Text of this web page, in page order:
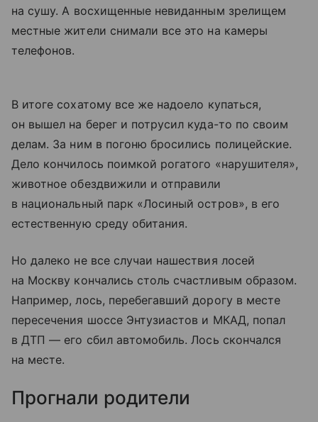
на сушу. А восхищенные невиданным зрелищем
местные жители снимали все это на камеры
телефонов.
В итоге сохатому все же надоело купаться,
он вышел на берег и потрусил куда-то по своим
делам. За ним в погоню бросились полицейские.
Дело кончилось поимкой рогатого «нарушителя»,
животное обездвижили и отправили
в национальный парк «Лосиный остров», в его
естественную среду обитания.
Но далеко не все случаи нашествия лосей
на Москву кончались столь счастливым образом.
Например, лось, перебегавший дорогу в месте
пересечения шоссе Энтузиастов и МКАД, попал
в ДТП — его сбил автомобиль. Лось скончался
на месте.
Прогнали родители